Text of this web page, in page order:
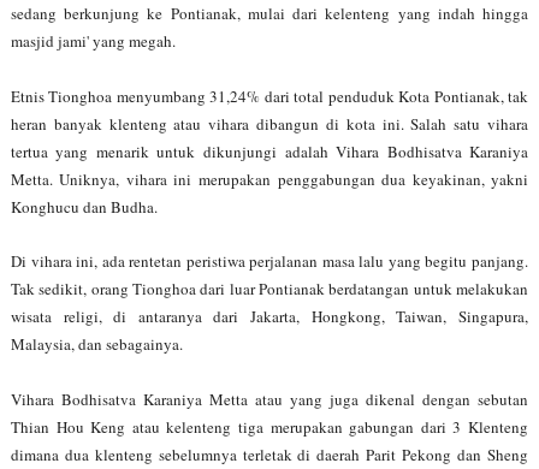
sedang berkunjung ke Pontianak, mulai dari kelenteng yang indah hingga
masjid jami' yang megah.
Etnis Tionghoa menyumbang 31,24% dari total penduduk Kota Pontianak, tak
heran banyak klenteng atau vihara dibangun di kota ini. Salah satu vihara
tertua yang menarik untuk dikunjungi adalah Vihara Bodhisatva Karaniya
Metta. Uniknya, vihara ini merupakan penggabungan dua keyakinan, yakni
Konghucu dan Budha.
Di vihara ini, ada rentetan peristiwa perjalanan masa lalu yang begitu panjang.
Tak sedikit, orang Tionghoa dari luar Pontianak berdatangan untuk melakukan
wisata religi, di antaranya dari Jakarta, Hongkong, Taiwan, Singapura,
Malaysia, dan sebagainya.
Vihara Bodhisatva Karaniya Metta atau yang juga dikenal dengan sebutan
Thian Hou Keng atau kelenteng tiga merupakan gabungan dari 3 Klenteng
dimana dua klenteng sebelumnya terletak di daerah Parit Pekong dan Sheng